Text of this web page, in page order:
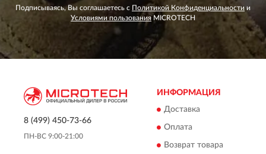
Подписываясь, Вы соглашаетесь с Политикой Конфиденциальности и
Условиями пользованияMICROTECH
8 (499) 450-73-66
ПН-ВС 9:00-21:00
ИНФОРМАЦИЯ
Доставка
Оплата
Возврат товара